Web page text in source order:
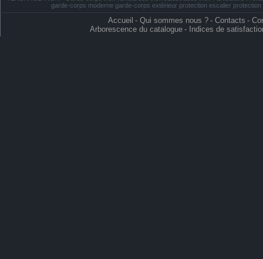
garde-corps moderne garde-corps extérieur protection escalier
Accueil - Qui sommes nous ? - Contacts -
Arborescence du catalogue - Indices de